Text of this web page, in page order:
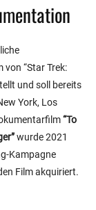
“Star Trek:
und soll bereits
York, Los
“To
wurde 2021
Kampagne
Film akquiriert.